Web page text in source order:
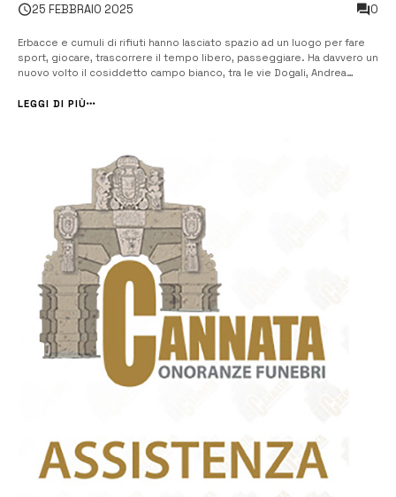
25 FEBBRAIO 2025 0
Erbacce e cumuli di rifiuti hanno lasciato spazio ad un luogo per fare
sport, giocare, trascorrere il tempo libero, passeggiare. Ha davvero un
nuovo volto il cosiddetto campo bianco, tra le vie Dogali, Andrea
con le opere completate nella zona, che rientrano nei proget...
LEGGI DI PIÙ